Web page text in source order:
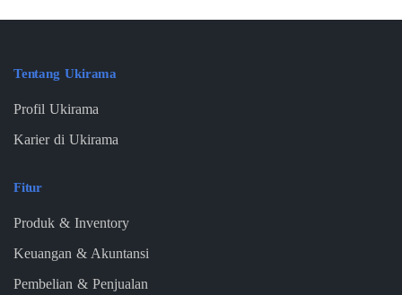
Tentang Ukirama
Profil Ukirama
Karier di Ukirama
Fitur
Produk & Inventory
Keuangan & Akuntansi
Pembelian & Penjualan